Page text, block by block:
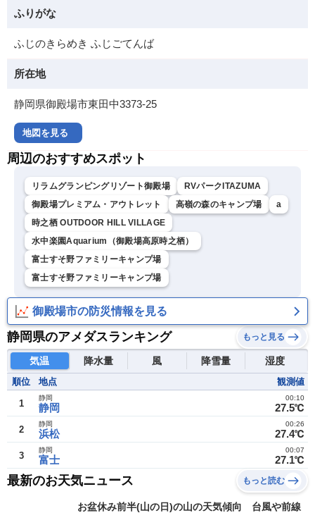
ふりがな
ふじのきらめき ふじごてんば
所在地
静岡県御殿場市東田中3373-25
地図を見る
周辺のおすすめスポット
リラムグランピングリゾート御殿場
RVパークITAZUMA
御殿場プレミアム・アウトレット
高嶺の森のキャンプ場
a
時之栖 OUTDOOR HILL VILLAGE
水中楽園Aquarium（御殿場高原時之栖）
富士すそ野ファミリーキャンプ場
富士すそ野ファミリーキャンプ場
御殿場市の防災情報を見る
静岡県のアメダスランキング もっと見る
気温 降水量 風 降雪量 湿度
順位 地点 観測値
1 静岡
静岡
27.5℃
00:10
2 浜松
静岡
27.4℃
00:26
3 富士
静岡
27.1℃
00:07
最新のお天気ニュース もっと読む
お盆休み前半(山の日)の山の天気傾向 台風や前線